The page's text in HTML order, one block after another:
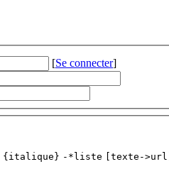
[Se connecter]
{italique} -*liste [texte->url]